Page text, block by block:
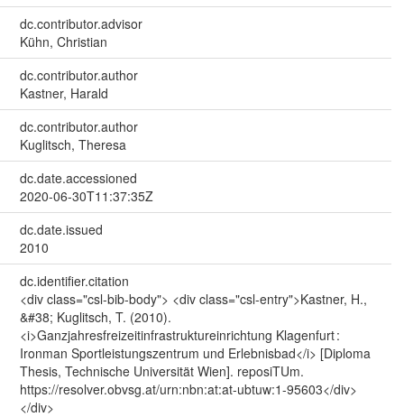
dc.contributor.advisor
Kühn, Christian
dc.contributor.author
Kastner, Harald
dc.contributor.author
Kuglitsch, Theresa
dc.date.accessioned
2020-06-30T11:37:35Z
dc.date.issued
2010
dc.identifier.citation
<div class="csl-bib-body"> <div class="csl-entry">Kastner, H.,
&#38; Kuglitsch, T. (2010).
<i>Ganzjahresfreizeitinfrastruktureinrichtung Klagenfurt :
Ironman Sportleistungszentrum und Erlebnisbad</i> [Diploma
Thesis, Technische Universität Wien]. reposiTUm.
https://resolver.obvsg.at/urn:nbn:at:at-ubtuw:1-95603</div>
</div>